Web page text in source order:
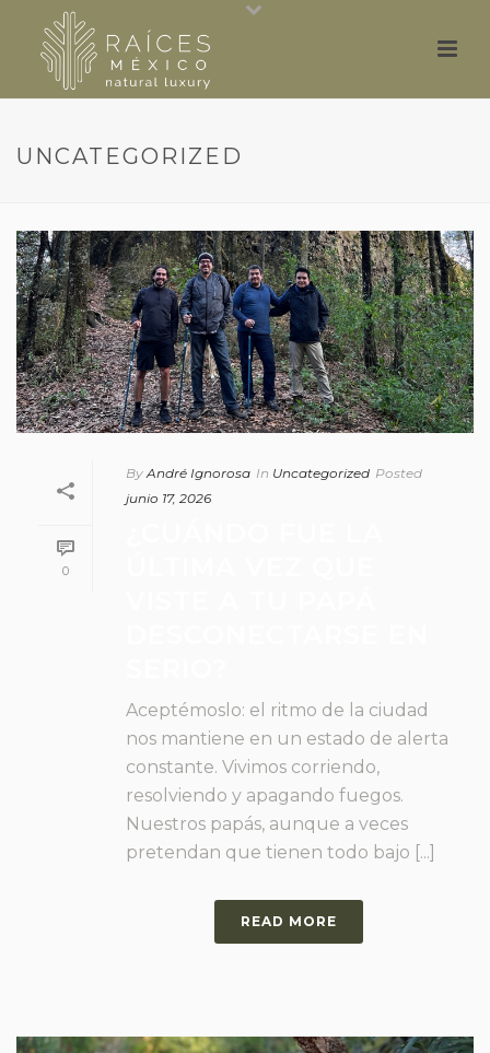
UNCATEGORIZED
0
By André Ignorosa In Uncategorized Posted
junio 17, 2026
Aceptémoslo: el ritmo de la ciudad
nos mantiene en un estado de alerta
constante. Vivimos corriendo,
resolviendo y apagando fuegos.
Nuestros papás, aunque a veces
pretendan que tienen todo bajo [...]
READ MORE